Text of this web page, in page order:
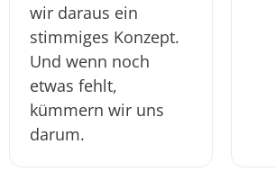
wir daraus ein
stimmiges Konzept.
Und wenn noch
etwas fehlt,
kümmern wir uns
darum.